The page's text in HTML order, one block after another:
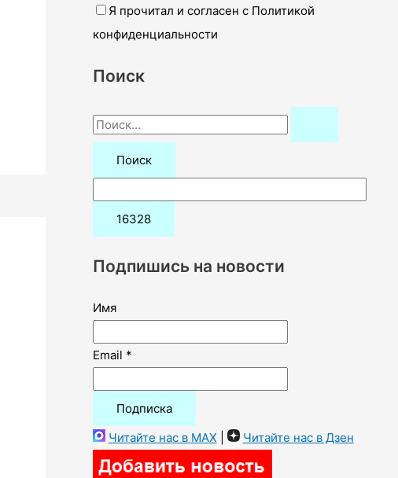
Я прочитал и согласен с Политикой
конфиденциальности
Поиск
П
о
:
Подпишись на новости
Имя
Email *
Читайте нас в MAX Читайте нас в Дзен